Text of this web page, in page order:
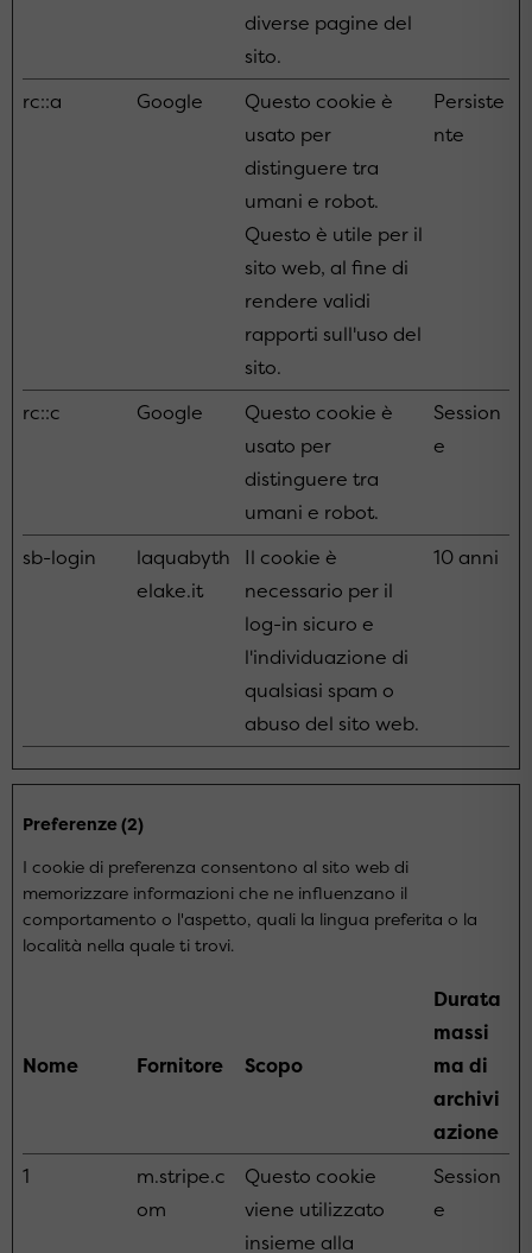
diverse pagine del
sito.
rc::a Google
Questo cookie è
usato per
distinguere tra
umani e robot.
Questo è utile per il
sito web, al fine di
rendere validi
rapporti sull'uso del
sito.
Persiste
nte
rc::c Google
Questo cookie è
usato per
distinguere tra
umani e robot.
Session
e
sb-login
laquabyth
elake.it
Il cookie è
necessario per il
log-in sicuro e
l'individuazione di
qualsiasi spam o
abuso del sito web.
10 anni
Preferenze (2)
I cookie di preferenza consentono al sito web di
memorizzare informazioni che ne influenzano il
comportamento o l'aspetto, quali la lingua preferita o la
località nella quale ti trovi.
Nome Fornitore Scopo
Durata
massi
ma di
archivi
azione
1
m.stripe.c
om
Questo cookie
viene utilizzato
insieme alla
Session
e